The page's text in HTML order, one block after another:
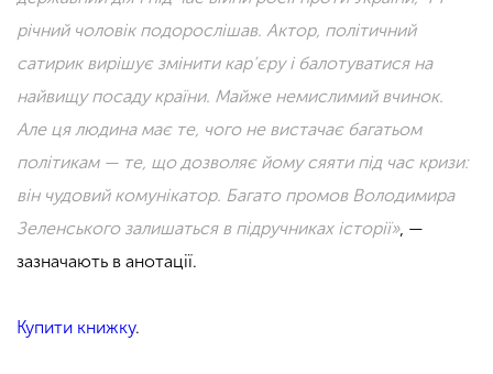
річний чоловік подорослішав. Актор, політичний
сатирик вирішує змінити кар’єру і балотуватися на
найвищу посаду країни. Майже немислимий вчинок.
Але ця людина має те, чого не вистачає багатьом
політикам — те, що дозволяє йому сяяти під час кризи:
він чудовий комунікатор. Багато промов Володимира
Зеленського залишаться в підручниках історії», —
зазначають в анотації.
Купити книжку.